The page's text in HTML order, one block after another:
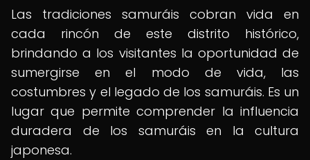
Las tradiciones samuráis cobran vida en
cada rincón de este distrito histórico,
brindando a los visitantes la oportunidad de
sumergirse en el modo de vida, las
costumbres y el legado de los samuráis. Es un
lugar que permite comprender la influencia
duradera de los samuráis en la cultura
japonesa.